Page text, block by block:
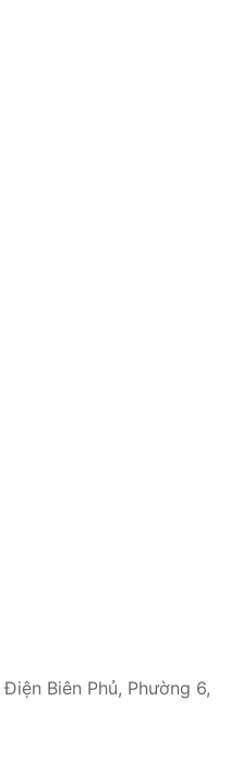
Điện Biên Phủ, Phường 6,